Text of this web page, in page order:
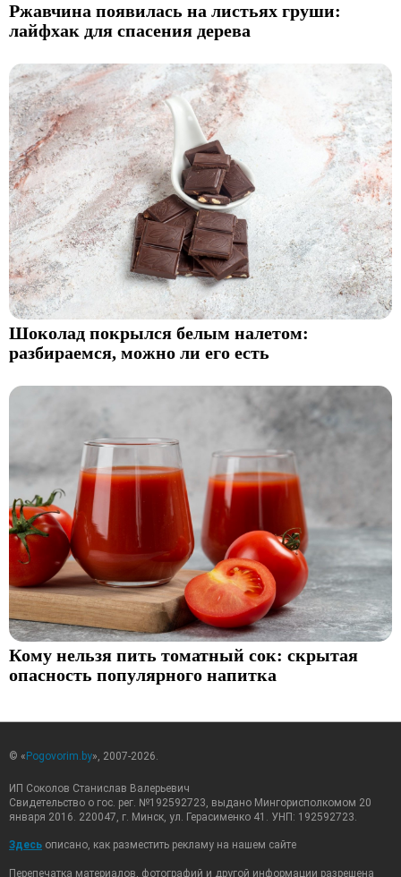
Ржавчина появилась на листьях груши:
лайфхак для спасения дерева
Шоколад покрылся белым налетом:
разбираемся, можно ли его есть
Кому нельзя пить томатный сок: скрытая
опасность популярного напитка
© « Pogovorim.by», 2007-2026.
ИП Соколов Станислав Валерьевич
Свидетельство о гос. рег. №192592723, выдано Мингорисполкомом 20
января 2016. 220047, г. Минск, ул. Герасименко 41. УНП: 192592723.
Здесь описано, как разместить рекламу на нашем сайте
Перепечатка материалов, фотографий и другой информации разрешена